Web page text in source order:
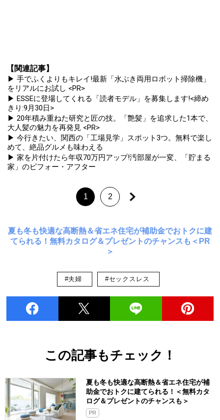
【関連記事】
▶ 手でふくよりもキレイ!最新「水ぶき両用ロボット掃除機」
をリアルにお試し <PR>
▶ ESSEに登場してくれる「読者モデル」を募集します!<締め
きり:9月30日>
▶ 20年積み重ねた研究と匠の技。「艶髪」を追求した1本で、
大人髪の魅力を再発見 <PR>
▶ 今行きたい、関西の「工場見学」スポット3つ。無料で楽し
めて、絶品グルメも味わえる
▶ 家を片付けたら年収70万円アップ!汚部屋が一変、「貯まる
家」のビフォー・アフター
1 2
夏も冬も快適な高断熱＆省エネ住宅が補助金でおトクに建
てられる！無料カタログ＆プレゼントのチャンスも＜PR
＞
#夫婦 #セックスレス
この記事もチェック！
夏も冬も快適な高断熱＆省エネ住宅が補
助金でおトクに建てられる！＜無料カタ
ログ＆プレゼントのチャンスも＞
PR